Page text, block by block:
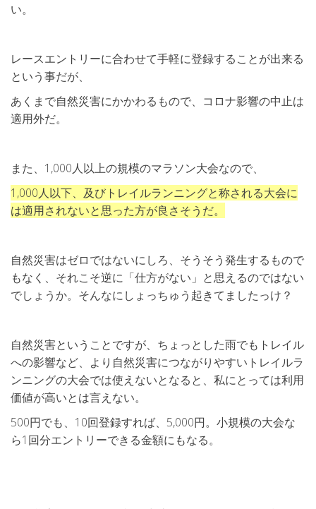
い。
レースエントリーに合わせて手軽に登録することが出来る
という事だが、
あくまで自然災害にかかわるもので、コロナ影響の中止は
適用外だ。
また、1,000人以上の規模のマラソン大会なので、
1,000人以下、及びトレイルランニングと称される大会に
は適用されないと思った方が良さそうだ。
自然災害はゼロではないにしろ、そうそう発生するもので
もなく、それこそ逆に「仕方がない」と思えるのではない
でしょうか。そんなにしょっちゅう起きてましたっけ？
自然災害ということですが、ちょっとした雨でもトレイル
への影響など、より自然災害につながりやすいトレイルラ
ンニングの大会では使えないとなると、私にとっては利用
価値が高いとは言えない。
500円でも、10回登録すれば、5,000円。小規模の大会な
ら1回分エントリーできる金額にもなる。